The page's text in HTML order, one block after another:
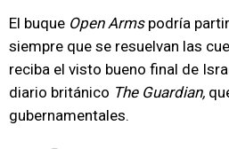
El buque Open Armspodría
siempre que se resuelvan las
reciba el visto bueno final de
diario británico The Guardian,
gubernamentales.